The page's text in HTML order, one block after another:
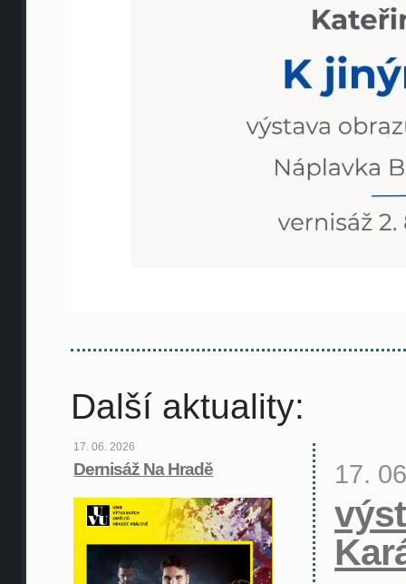
Další aktuality:
17. 06. 2026
Dernisáž Na Hradě 17.